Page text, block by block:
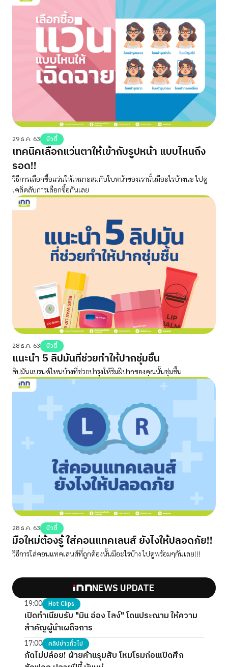
29 ธ.ค. 63 บิวตี้
เทคนิคเลือกแว่นตาให้เข้ากับรูปหน้า แบบไหนถึง
รอด!!
วิธีการเลือกซื้อแว่นให้เหมาะสมกับใบหน้าของเรานั้นมีอะไรบ้างนะ ไปดู
เคล็ดลับการเลือกซื้อกันเลย
28 ธ.ค. 63 บิวตี้
แนะนำ 5 ลิปมันที่ช่วยทำให้ปากชุ่มชื้น
ลิปมันแบรนด์ไหนบ้างที่ช่วยบำรุงให้ริมฝีปากของคุณนั้นชุ่มชื้น
28 ธ.ค. 63 บิวตี้
มือใหม่ต้องรู้ ใส่คอนแทคเลนส์ ยังไงให้ปลอดภัย!!
วิธีการใส่คอนแทคเลนส์ที่ถูกต้องนั้นมีอะไรบ้าง ไปดูพร้อมๆกันเลย!!!
NEWS UPDATE
19:00 Hot Clips
เปิดทำเนียบรับ "มิน อ่อง ไลง์" โดนประณาม ให้ความ
สำคัญผู้นำเผด็จการ
17:00 คลิปข่าวทั่วไป
กัดไม่ปล่อย! ฝ่ายค้านรุมสับ โหมโรมก่อนเปิดศึก